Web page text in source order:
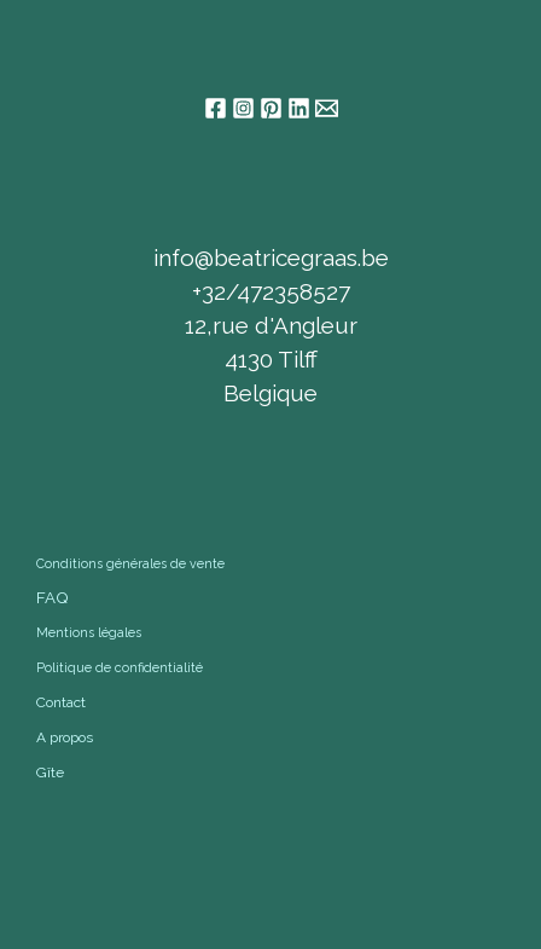
info@beatricegraas.be
+32/472358527
12,rue d'Angleur
4130 Tilff
Belgique
Conditions générales de vente
FAQ
Mentions légales
Politique de confidentialité
Contact
A propos
Gîte